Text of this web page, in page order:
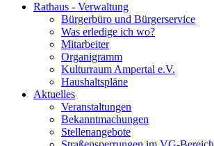
Rathaus - Verwaltung
Bürgerbüro und Bürgerservice
Was erledige ich wo?
Mitarbeiter
Organigramm
Kulturraum Ampertal e.V.
Haushaltspläne
Aktuelles
Veranstaltungen
Bekanntmachungen
Stellenangebote